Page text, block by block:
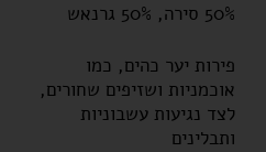
50% סירה, 50% גרנאש
פירות יער כהים, כמו
אוכמניות ושזיפים שחורים,
לצד נגיעות עשבוניות
ותבלינים